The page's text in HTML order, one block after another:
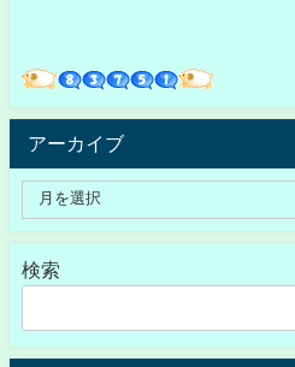
アーカイブ
検索